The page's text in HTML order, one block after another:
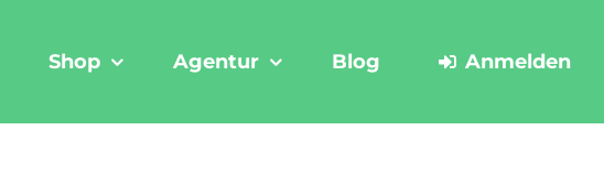
Shop Agentur Blog Anmelden